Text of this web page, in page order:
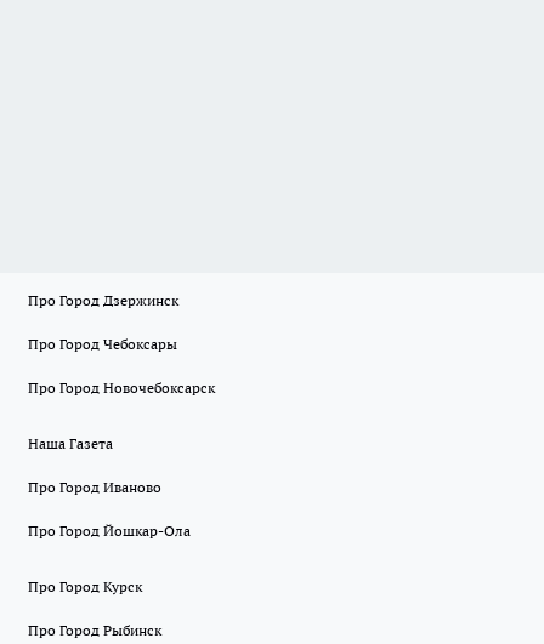
Про Город Дзержинск
Про Город Чебоксары
Про Город Новочебоксарск
Наша Газета
Про Город Иваново
Про Город Йошкар-Ола
Про Город Курск
Про Город Рыбинск